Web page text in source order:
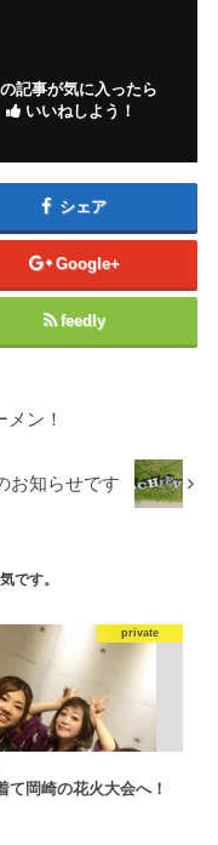
記事が気に入ったら
いいねしよう！
シェア
Google+
feedly
ン！
お知らせです
です。
private
て岡崎の花火大会へ！